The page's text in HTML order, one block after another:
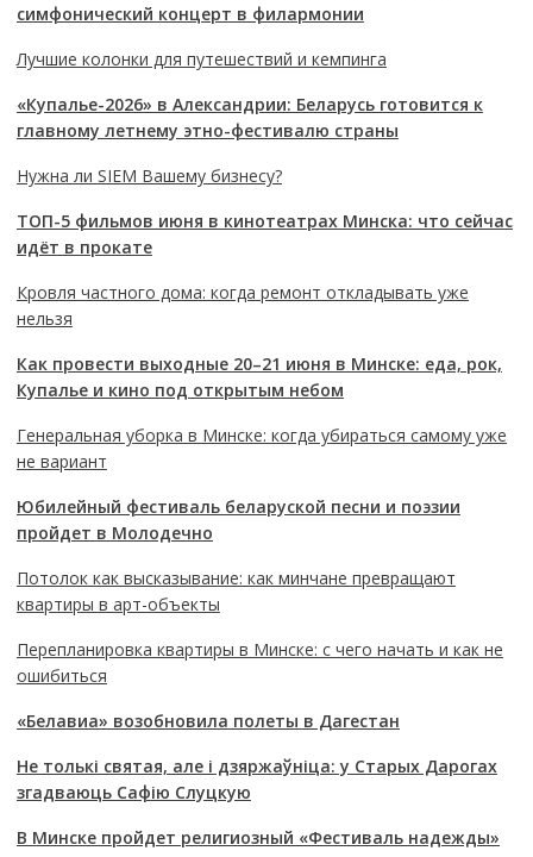
симфонический концерт в филармонии
Лучшие колонки для путешествий и кемпинга
«Купалье-2026» в Александрии: Беларусь готовится к
главному летнему этно-фестивалю страны
Нужна ли SIEM Вашему бизнесу?
ТОП-5 фильмов июня в кинотеатрах Минска: что сейчас
идёт в прокате
Кровля частного дома: когда ремонт откладывать уже
нельзя
Как провести выходные 20–21 июня в Минске: еда, рок,
Купалье и кино под открытым небом
Генеральная уборка в Минске: когда убираться самому уже
не вариант
Юбилейный фестиваль беларуской песни и поэзии
пройдет в Молодечно
Потолок как высказывание: как минчане превращают
квартиры в арт-объекты
Перепланировка квартиры в Минске: с чего начать и как не
ошибиться
«Белавиа» возобновила полеты в Дагестан
Не толькі святая, але і дзяржаўніца: у Старых Дарогах
згадваюць Сафію Слуцкую
В Минске пройдет религиозный «Фестиваль надежды»